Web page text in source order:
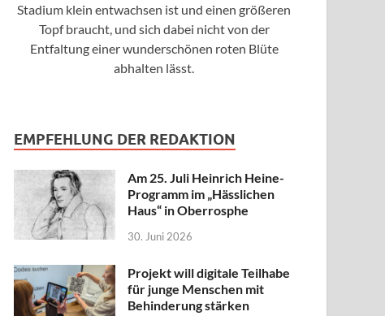
Stadium klein entwachsen ist und einen größeren
Topf braucht, und sich dabei nicht von der
Entfaltung einer wunderschönen roten Blüte
abhalten lässt.
EMPFEHLUNG DER REDAKTION
Am 25. Juli Heinrich Heine-
Programm im „Hässlichen
Haus“ in Oberrosphe
30. Juni 2026
Projekt will digitale Teilhabe
für junge Menschen mit
Behinderung stärken